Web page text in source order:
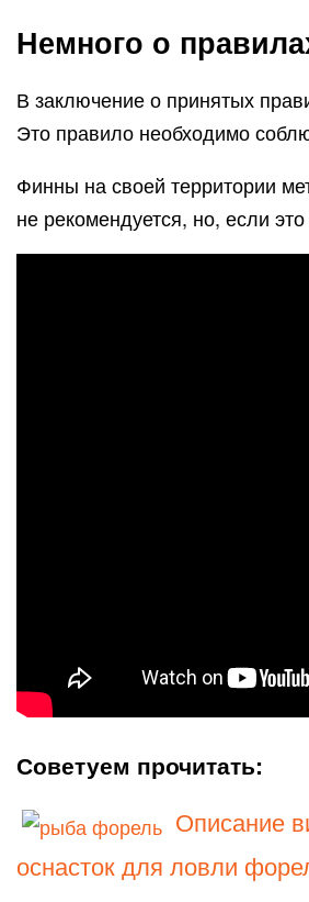
Немного о
В заключение о принятых
Это правило необходимо
Финны на своей территории
не рекомендуется, но, если
Советуем прочитать:
Описание
оснасток для ловли